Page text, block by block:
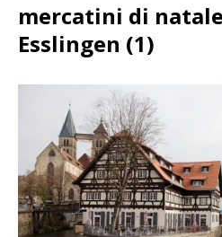
mercatini di
Esslingen (1)